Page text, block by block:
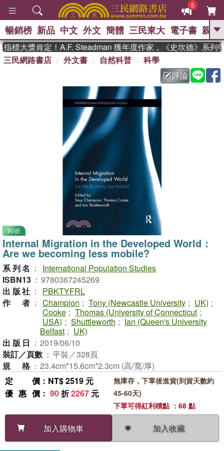
5
GO
熱搜： 東野圭吾 、
父親節 、 如果歷
暑期推薦 、 國際布克
獎 臺灣漫遊錄
、 方念華
登輝時代 、 數學女孩：黎曼猜想
偉大的迷走神經
暢銷榜 新品 中文 外文 簡體 三民東大 電子書 親子
標大獎肯定！A.F. Steadman 獲年度作家，《史坎德》系列帶
三民網路書店
外文書 自然科普
科學
評論
90折
Internal Migration in the Developed World：
Are we becoming less mobile?
系列名 ：
International Population Studies
ISBN13 ： 9780367245269
出版社 ：
PBKTYFRL
作者 ： Champion ; Tony (Newcastle University ; UK) ;
Cooke ; Thomas (University of Connecticut ;
USA) ; Shuttleworth ; Ian (Queen's University
Belfast ; UK)
出版日 ： 2019/06/10
裝訂／頁數 ： 平裝／328頁
規格 ： 23.4cm*15.6cm*2.3cm (高/寬/厚)
定價 ：NT$ 2519 元
優惠價 ： 90折2267 元
加入購物車 加入收藏
無庫存，下單後進貨(到貨天數約
45-60天)
下單可得紅利積點 ：68 點